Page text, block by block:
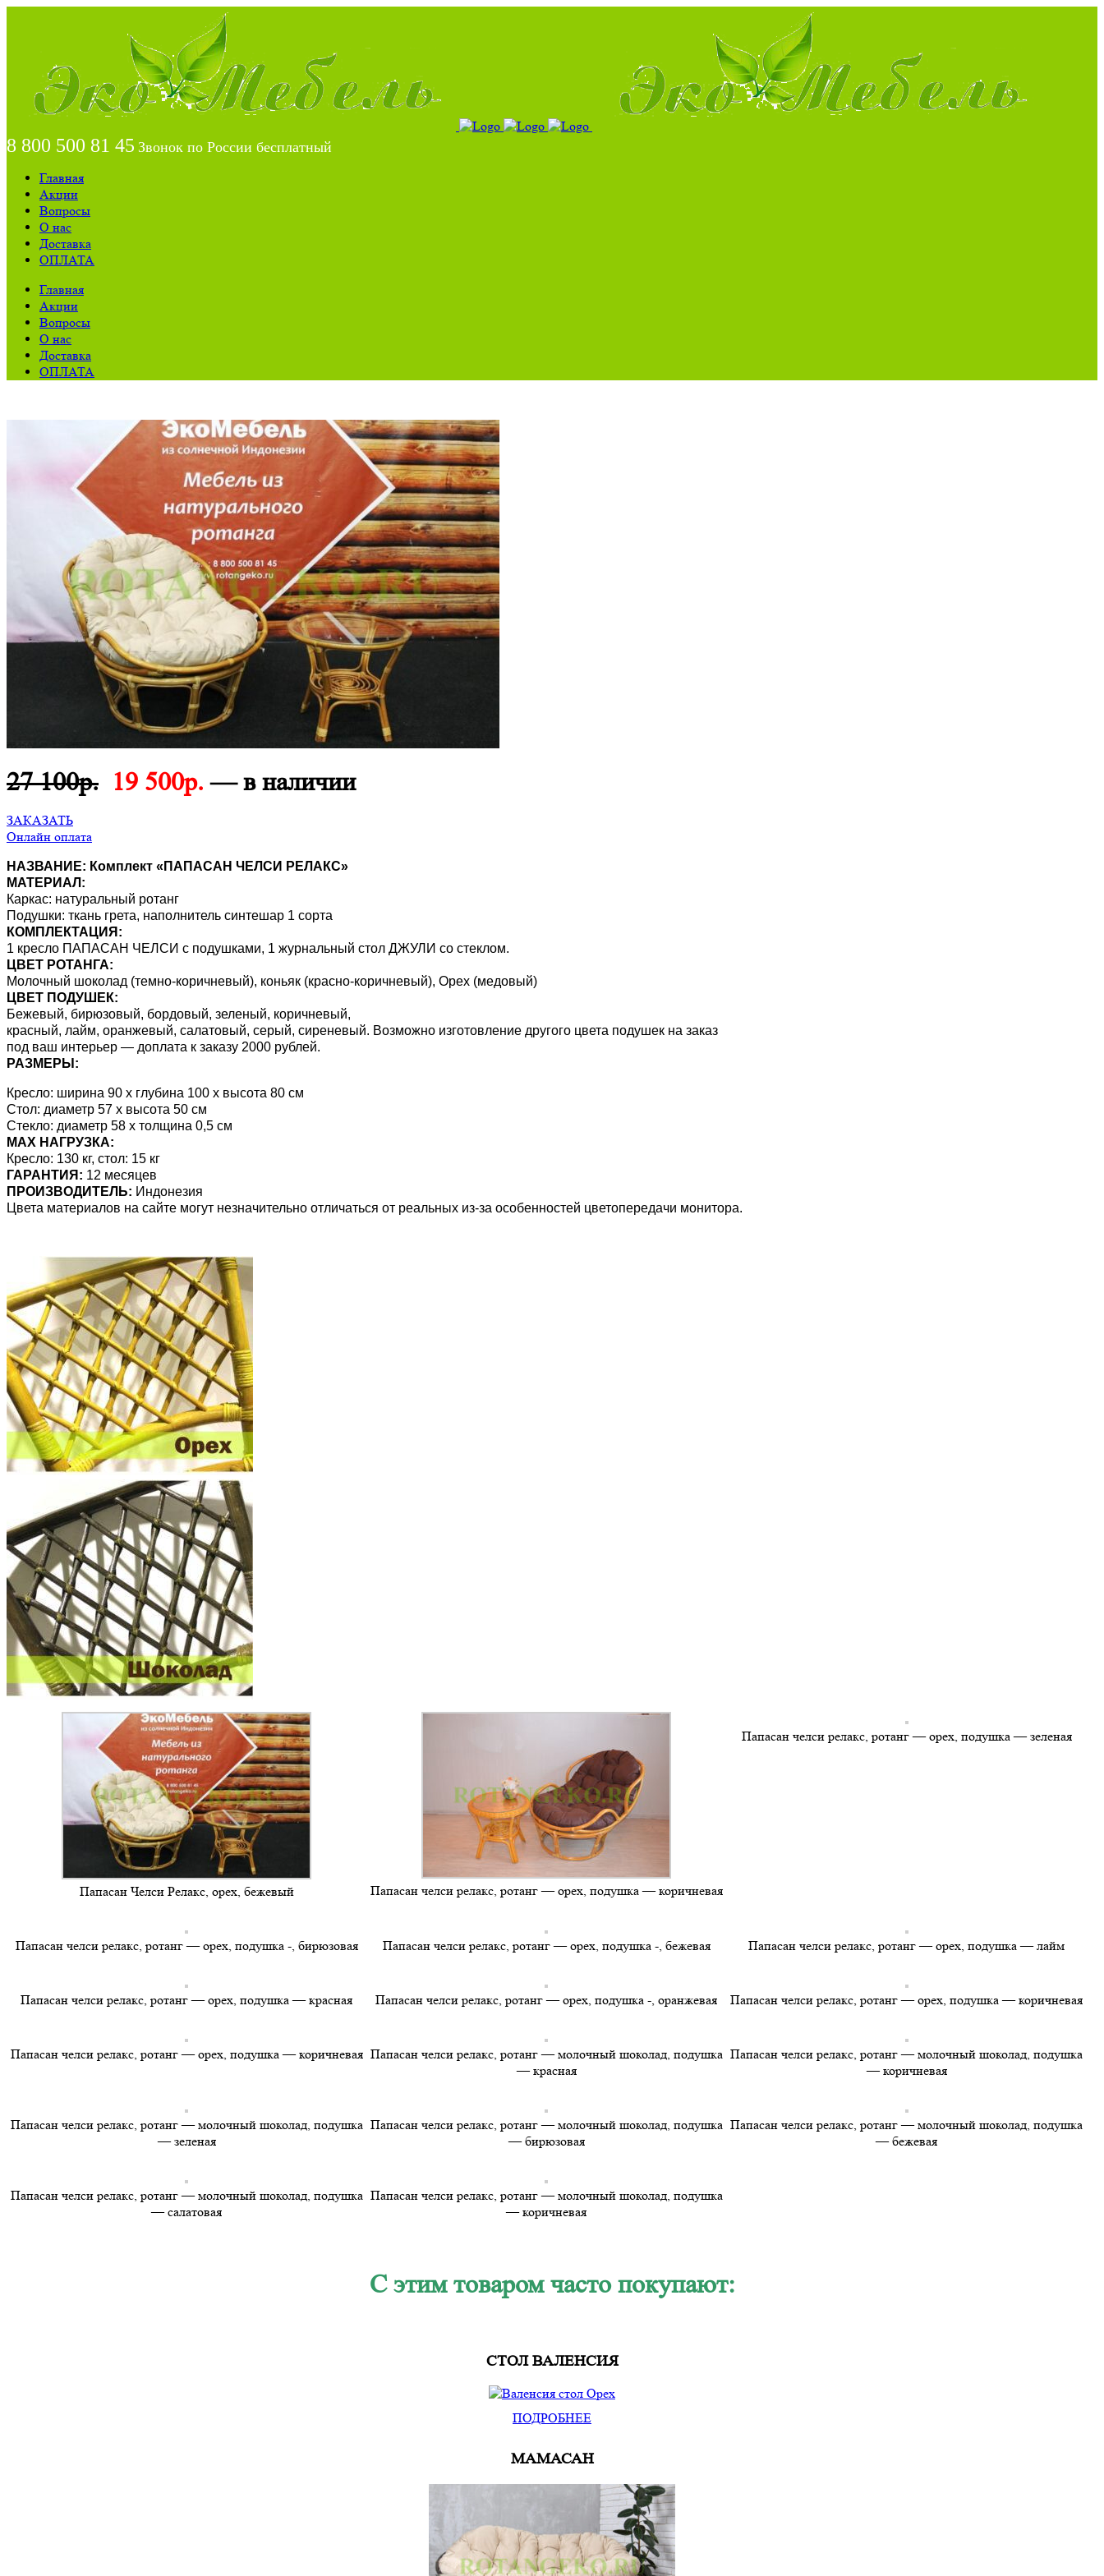
8 800 500 81 45 Звонок по России бесплатный
Главная
Акции
Вопросы
О нас
Доставка
ОПЛАТА
Главная
Акции
Вопросы
О нас
Доставка
ОПЛАТА
27 100р. 19 500р. — в наличии
ЗАКАЗАТЬ
Онлайн оплата
НАЗВАНИЕ: Комплект «ПАПАСАН ЧЕЛСИ РЕЛАКС»
МАТЕРИАЛ:
Каркас: натуральный ротанг
Подушки: ткань грета, наполнитель синтешар 1 сорта
КОМПЛЕКТАЦИЯ:
1 кресло ПАПАСАН ЧЕЛСИ с подушками, 1 журнальный стол ДЖУЛИ со стеклом.
ЦВЕТ РОТАНГА:
Молочный шоколад (темно-коричневый), коньяк (красно-коричневый), Орех (медовый)
ЦВЕТ ПОДУШЕК:
Бежевый, бирюзовый, бордовый, зеленый, коричневый,
красный, лайм, оранжевый, салатовый, серый, сиреневый. Возможно изготовление другого цвета подушек на заказ
под ваш интерьер — доплата к заказу 2000 рублей.
РАЗМЕРЫ:
Кресло: ширина 90 х глубина 100 х высота 80 см
Стол: диаметр 57 х высота 50 см
Стекло: диаметр 58 х толщина 0,5 см
MAX НАГРУЗКА:
Кресло: 130 кг, стол: 15 кг
ГАРАНТИЯ: 12 месяцев
ПРОИЗВОДИТЕЛЬ: Индонезия
Цвета материалов на сайте могут незначительно отличаться от реальных из-за особенностей цветопередачи монитора.
Папасан Челси Релакс, орех, бежевый Папасан челси релакс, ротанг — орех, подушка — коричневая
Папасан челси релакс, ротанг — орех, подушка — зеленая
Папасан челси релакс, ротанг — орех, подушка -, бирюзовая Папасан челси релакс, ротанг — орех, подушка -, бежевая Папасан челси релакс, ротанг — орех, подушка — лайм
Папасан челси релакс, ротанг — орех, подушка — красная Папасан челси релакс, ротанг — орех, подушка -, оранжевая Папасан челси релакс, ротанг — орех, подушка — коричневая
Папасан челси релакс, ротанг — орех, подушка — коричневая Папасан челси релакс, ротанг — молочный шоколад, подушка
— красная
Папасан челси релакс, ротанг — молочный шоколад, подушка
— коричневая
Папасан челси релакс, ротанг — молочный шоколад, подушка
— зеленая
Папасан челси релакс, ротанг — молочный шоколад, подушка
— бирюзовая
Папасан челси релакс, ротанг — молочный шоколад, подушка
— бежевая
Папасан челси релакс, ротанг — молочный шоколад, подушка
— салатовая
Папасан челси релакс, ротанг — молочный шоколад, подушка
— коричневая
C этим товаром часто покупают:
СТОЛ ВАЛЕНСИЯ
ПОДРОБНЕЕ
МАМАСАН